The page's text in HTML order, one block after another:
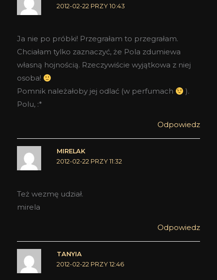
2012-02-22 PRZY 10:43
Ja nie po próbki! Przegrałam to przegrałam.
Chciałam tylko zaznaczyć, że Pola zdumiewa
własną hojnością. Rzeczywiście wyjątkowa z niej
osoba!
Pomnik należałoby jej odlać (w perfumach
).
Polu, :*
Odpowiedz
MIRELAK
2012-02-22 PRZY 11:32
Też wezmę udział.
mirela
Odpowiedz
TANYIA
2012-02-22 PRZY 12:46